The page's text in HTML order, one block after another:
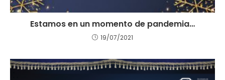
Estamos en un momento de pandemia…
19/07/2021